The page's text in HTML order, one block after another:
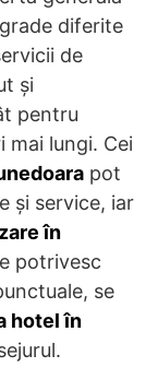
diferite
de
și
pentru
mai lungi. Cei
pot
și service, iar
în
potrivesc
se
hotel în